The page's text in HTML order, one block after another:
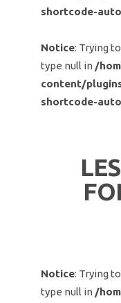
shortcode-
Notice: Trying
type null in /
content/
shortcode-
Notice: Trying
type null in /